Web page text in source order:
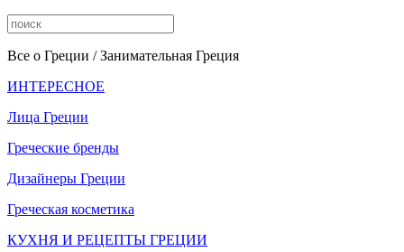
Все о Греции / Занимательная Греция
ИНТЕРЕСНОЕ
Лица Греции
Греческие бренды
Дизайнеры Греции
Греческая косметика
КУХНЯ И РЕЦЕПТЫ ГРЕЦИИ